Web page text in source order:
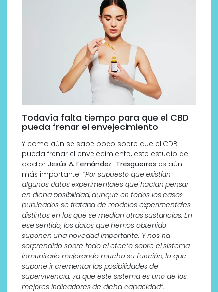
Todavía falta tiempo para que el CBD
pueda frenar el envejecimiento
Y como aún se sabe poco sobre que el CDB
pueda frenar el envejecimiento, este estudio del
doctor Jesús A. Fernández-Tresguerres es aún
más importante. “Por supuesto que existían
algunos datos experimentales que hacían pensar
en dicha posibilidad, aunque en todos los casos
publicados se trataba de modelos experimentales
distintos en los que se median otras sustancias. En
ese sentido, los datos que hemos obtenido
suponen una novedad importante. Y nos ha
sorprendido sobre todo el efecto sobre el sistema
inmunitario mejorando mucho su función, lo que
supone incrementar las posibilidades de
supervivencia, ya que este sistema es uno de los
mejores indicadores de dicha capacidad”.